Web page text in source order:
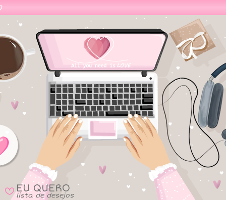
B EU QUERO
lista de desejos